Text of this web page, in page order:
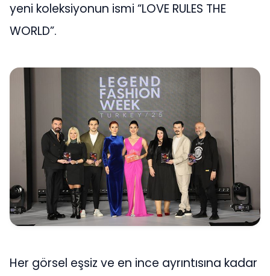
yeni koleksiyonun ismi “LOVE RULES THE
WORLD”.
Her görsel eşsiz ve en ince ayrıntısına kadar